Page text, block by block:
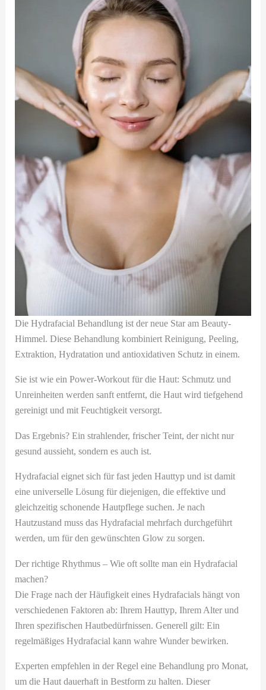
Die Hydrafacial Behandlung ist der neue Star am Beauty-
Himmel. Diese Behandlung kombiniert Reinigung, Peeling,
Extraktion, Hydratation und antioxidativen Schutz in einem.
Sie ist wie ein Power-Workout für die Haut: Schmutz und
Unreinheiten werden sanft entfernt, die Haut wird tiefgehend
gereinigt und mit Feuchtigkeit versorgt.
Das Ergebnis? Ein strahlender, frischer Teint, der nicht nur
gesund aussieht, sondern es auch ist.
Hydrafacial eignet sich für fast jeden Hauttyp und ist damit
eine universelle Lösung für diejenigen, die effektive und
gleichzeitig schonende Hautpflege suchen. Je nach
Hautzustand muss das Hydrafacial mehrfach durchgeführt
werden, um für den gewünschten Glow zu sorgen.
Der richtige Rhythmus – Wie oft sollte man ein Hydrafacial
machen?
Die Frage nach der Häufigkeit eines Hydrafacials hängt von
verschiedenen Faktoren ab: Ihrem Hauttyp, Ihrem Alter und
Ihren spezifischen Hautbedürfnissen. Generell gilt: Ein
regelmäßiges Hydrafacial kann wahre Wunder bewirken.
Experten empfehlen in der Regel eine Behandlung pro Monat,
um die Haut dauerhaft in Bestform zu halten. Dieser